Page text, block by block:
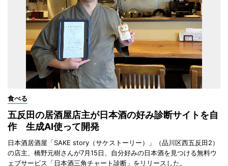
食べる
五反田の居酒屋店主が日本酒の好み診断サイトを自
作 生成AI使って開発
日本酒居酒屋「SAKE story（サケストーリー）」（品川区西五反田2）
の店主、橋野元樹さんが7月15日、自分好みの日本酒を見つける無料ウ
ェブサービス「日本酒三角チャート診断」をリリースした。